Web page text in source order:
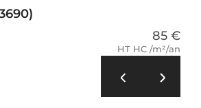
85 €
HT HC /m²/an